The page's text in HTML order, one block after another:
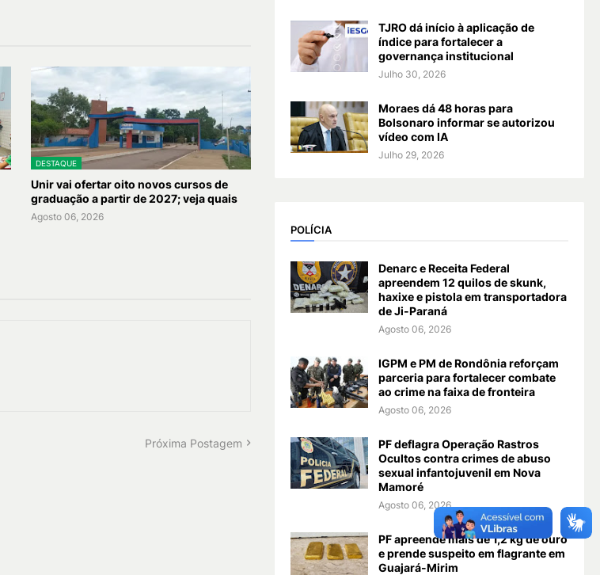
DESTAQUE
Unir vai ofertar oito novos cursos de
graduação a partir de 2027; veja quais
Agosto 06, 2026
Próxima Postagem
TJRO dá início à aplicação de
índice para fortalecer a
governança institucional
Julho 30, 2026
Moraes dá 48 horas para
Bolsonaro informar se autorizou
vídeo com IA
Julho 29, 2026
POLÍCIA
Denarc e Receita Federal
apreendem 12 quilos de skunk,
haxixe e pistola em transportadora
de Ji-Paraná
Agosto 06, 2026
IGPM e PM de Rondônia reforçam
parceria para fortalecer combate
ao crime na faixa de fronteira
Agosto 06, 2026
PF deflagra Operação Rastros
Ocultos contra crimes de abuso
sexual infantojuvenil em Nova
Mamoré
Agosto 06, 2026
PF apreende mais de 1,2 kg de ouro
e prende suspeito em flagrante em
Guajará-Mirim